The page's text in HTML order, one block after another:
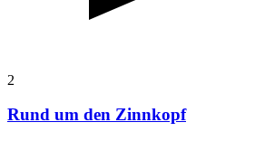
2
Rund um den Zinnkopf